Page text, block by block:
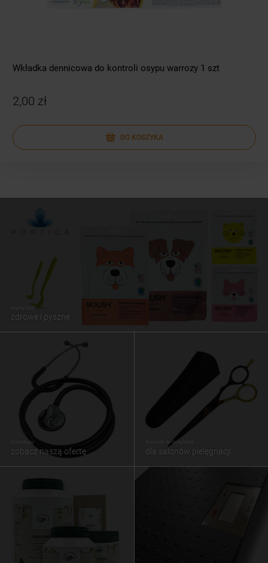
Wkładka dennicowa do kontroli osypu warrozy 1 szt
2,00 zł
DO KOSZYKA
Karmy EKO
zdrowe i pyszne
Stetoskopy
zobacz naszą ofertę
Nożczyki do strzyżenia
dla salonów pielęgnacji